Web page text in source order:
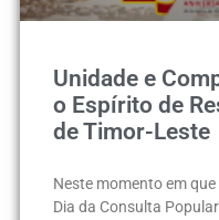
Unidade e
o Espírito de
de Timor-Leste
Neste momento em
Dia da Consulta